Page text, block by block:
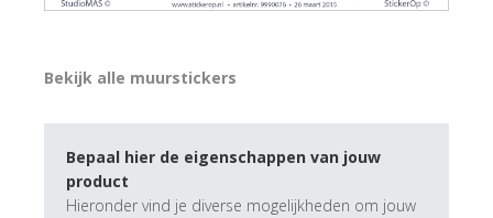
Bekijk alle muurstickers
Bepaal hier de eigenschappen van jouw
product
Hieronder vind je diverse mogelijkheden om jouw